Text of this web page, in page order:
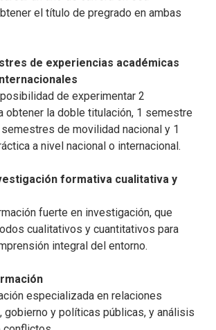
el título de pregrado en ambas
de experiencias académicas
de experimentar 2
obtener la doble titulación, 1 semestre
de movilidad nacional y 1
a nivel nacional o internacional.
formativa cualitativa y
fuerte en investigación, que
cualitativos y cuantitativos para
integral del entorno.
especializada en relaciones
gobierno y políticas públicas, y análisis